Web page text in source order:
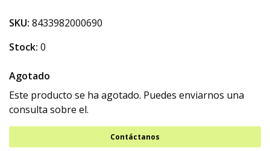
SKU: 8433982000690
Stock: 0
Agotado
Este producto se ha agotado. Puedes enviarnos una
consulta sobre el.
Contáctanos